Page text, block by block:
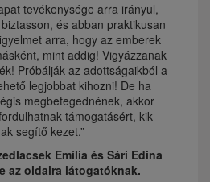
tevékenysége arra irányul,
és abban praktikusan
arra, hogy az emberek
mint addig! Vigyázzanak
Próbálják az adottságaikból a
legjobbat kihozni! De ha
megbetegednének, akkor
támogatásért, kik
segítő kezet.”
Emília és Sári Edina
az oldalra látogatóknak.